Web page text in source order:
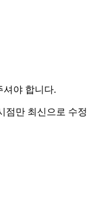
셔야 합니다.
점만 최신으로 수정